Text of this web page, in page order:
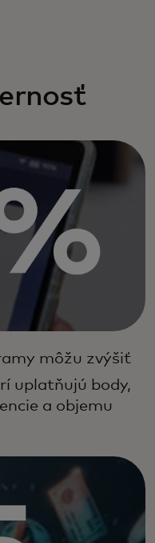
môžu zvýšiť
uplatňujú body,
a objemu